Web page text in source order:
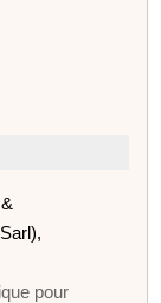
pour